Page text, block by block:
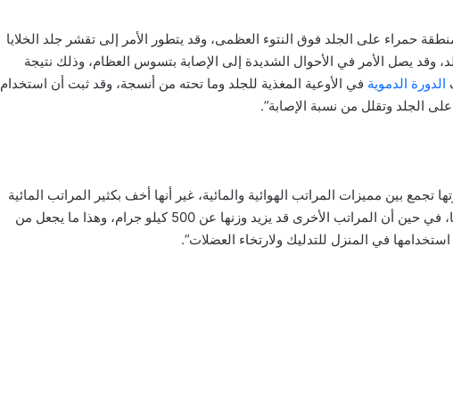
حمراء على الجلد فوق النتوء العظمى، وقد يتطور الأمر إلى تقشر جلد الخلايا
وقد يصل الأمر في الأحوال الشديدة إلى الإصابة بتسوس العظام، وذلك نتيجة
الدورة الدموية في الأوعية المغذية للجلد وما تحته من أنسجة، وقد ثبت أن استخدام
على الجلد وتقلل من نسبة الإصابة”.
تجمع بين مميزات المراتب الهوائية والمائية، غير أنها أخف بكثير المراتب المائية
التقليدية، فهي لا تزن أكثر من 80 كيلو جراما، في حين أن المراتب الأخرى قد يزيد وزنها عن 500 كيلو جرام، وهذا ما يجعل من
في المنزل للتدليك ولارتخاء العضلات”.